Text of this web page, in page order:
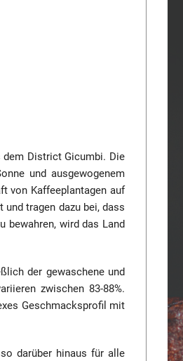
dem District Gicumbi. Die
und ausgewogenem
von Kaffeeplantagen auf
und tragen dazu bei, dass
bewahren, wird das Land
der gewaschene und
zwischen 83-88%.
Geschmacksprofil mit
darüber hinaus für alle